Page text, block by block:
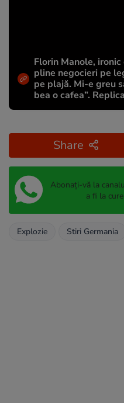
Florin Manole,
pline negocieri pe
pe plajă. Mi-e greu
bea o cafea”.
Share
Abonați-vă la
a fi la
Explozie Stiri Germania